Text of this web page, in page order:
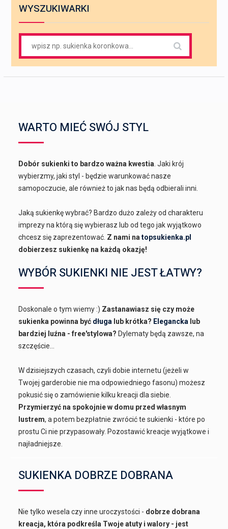
WYSZUKIWARKI
for:
WARTO MIEĆ SWÓJ STYL
Dobór sukienki to bardzo ważna kwestia . Jaki krój
wybierzmy, jaki styl - będzie warunkować nasze
samopoczucie, ale również to jak nas będą odbierali inni.
Jaką sukienkę wybrać? Bardzo dużo zależy od charakteru
imprezy na którą się wybierasz lub od tego jak wyjątkowo
chcesz się zaprezentować. Z nami natopsukienka.pl
dobierzesz sukienkę na każdą okazję!
WYBÓR SUKIENKI NIE JEST ŁATWY?
Doskonale o tym wiemy :) Zastanawiasz się czy może
sukienka powinna być długa lub krótka? Elegancka lub
bardziej luźna - free'stylowa? Dylematy będą zawsze, na
szczęście...
W dzisiejszych czasach, czyli dobie internetu (jeżeli w
Twojej garderobie nie ma odpowiedniego fasonu) możesz
pokusić się o zamówienie kilku kreacji dla siebie.
Przymierzyć na spokojnie w domu przed własnym
lustrem, a potem bezpłatnie zwrócić te sukienki - które po
prostu Ci nie przypasowały. Pozostawić kreacje wyjątkowe i
najładniejsze.
SUKIENKA DOBRZE DOBRANA
Nie tylko wesela czy inne uroczystości - dobrze dobrana
kreacja, która podkreśla Twoje atuty i walory - jest